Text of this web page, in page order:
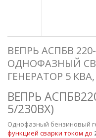
ВЕПРЬ АСПБВ
ОДНОФАЗНЫЙ
ГЕНЕРАТОР 5
ВЕПРЬ
5/230ВХ)
Однофазный бензиновый
функцией сварки током до